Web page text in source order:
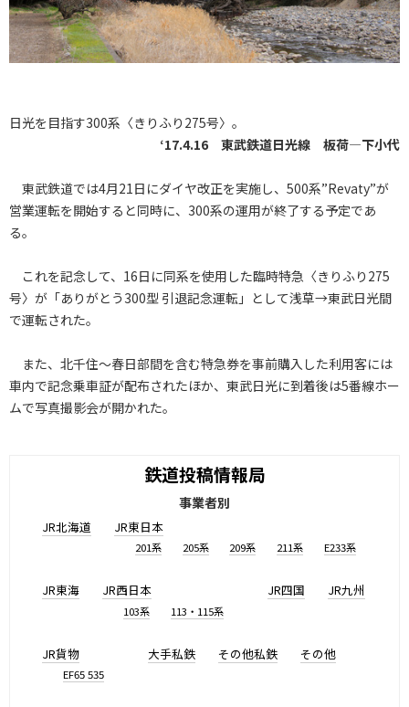
日光を目指す300系〈きりふり275号〉。
‘17.4.16 東武鉄道日光線 板荷―下小代
東武鉄道では4月21日にダイヤ改正を実施し、500系”Revaty”が
営業運転を開始すると同時に、300系の運用が終了する予定であ
る。
これを記念して、16日に同系を使用した臨時特急〈きりふり275
号〉が「ありがとう300型 引退記念運転」として浅草→東武日光間
で運転された。
また、北千住～春日部間を含む特急券を事前購入した利用客には
車内で記念乗車証が配布されたほか、東武日光に到着後は5番線ホー
ムで写真撮影会が開かれた。
鉄道投稿情報局
事業者別
JR北海道 JR東日本
201系 205系 209系 211系 E233系
JR東海 JR西日本
103系 113・115系
JR四国 JR九州
JR貨物
EF65 535
大手私鉄 その他私鉄 その他